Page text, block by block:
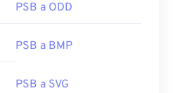
PSB a ODD
PSB a BMP
PSB a SVG